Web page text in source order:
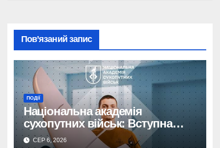
Пов’язаний запис
ПОДІЇ
Національна академія
сухопутних військ: Вступна
кампанія до 1 вересня!
СЕР 6, 2026